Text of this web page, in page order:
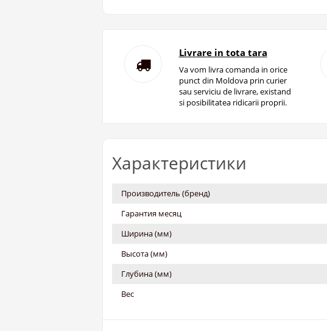
Livrare in tota tara
Va vom livra comanda in orice
punct din Moldova prin curier
sau serviciu de livrare, existand
si posibilitatea ridicarii proprii.
Характеристики
Производитель (бренд)
Гарантия месяц
Ширина (мм)
Высота (мм)
Глубина (мм)
Вес